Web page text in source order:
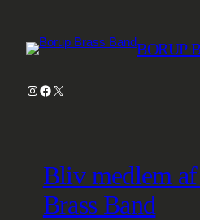
indhold
BORUP
Instagram
Facebook
X
Bliv medlem
Brass Band